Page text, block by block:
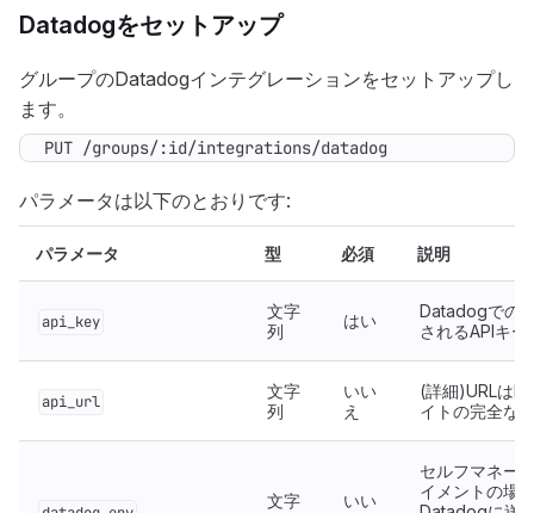
Datadogをセットアップ
グループのDatadogインテグレーションをセットアップし
ます。
PUT /groups/:id/integrations/datadog
パラメータは以下のとおりです:
パラメータ 型 必須 説明
api_key
文字
列
はい
Datadogでの
されるAPIキー
api_url
文字
列
いい
え
(詳細)URLは
イトの完全な
文字
いい
セルフマネー
イメントの場